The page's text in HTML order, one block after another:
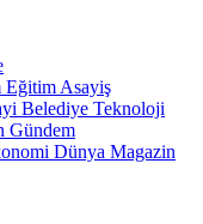
Eğitim Asayiş
Belediye Teknoloji
Gündem
Dünya Magazin